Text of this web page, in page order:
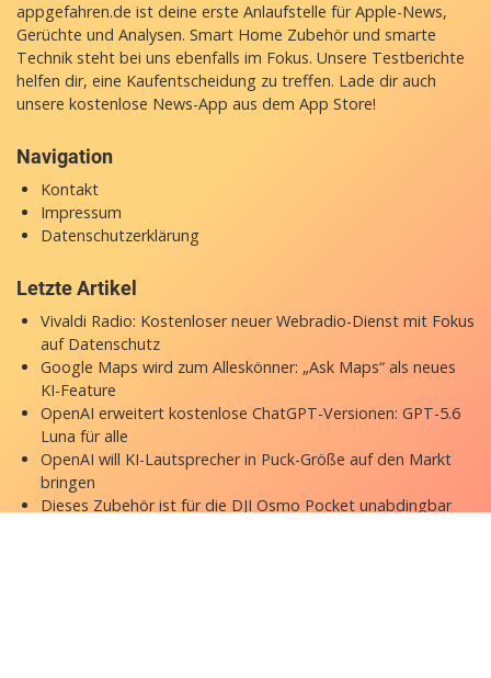
appgefahren.de ist deine erste Anlaufstelle für Apple-News,
Gerüchte und Analysen. Smart Home Zubehör und smarte
Technik steht bei uns ebenfalls im Fokus. Unsere Testberichte
helfen dir, eine Kaufentscheidung zu treffen. Lade dir auch
unsere kostenlose News-App aus dem App Store!
Navigation
Kontakt
Impressum
Datenschutzerklärung
Letzte Artikel
Vivaldi Radio: Kostenloser neuer Webradio-Dienst mit Fokus
auf Datenschutz
Google Maps wird zum Alleskönner: „Ask Maps“ als neues
KI-Feature
OpenAI erweitert kostenlose ChatGPT-Versionen: GPT-5.6
Luna für alle
OpenAI will KI-Lautsprecher in Puck-Größe auf den Markt
bringen
Dieses Zubehör ist für die DJI Osmo Pocket unabdingbar